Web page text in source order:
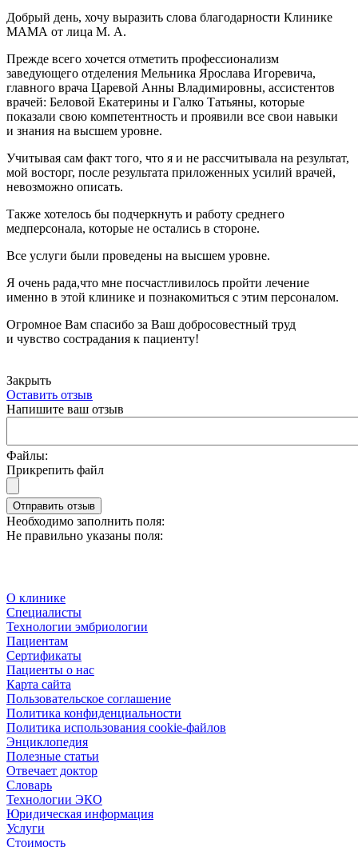
Добрый день, хочу выразить слова благодарности Клинике
МАМА от лица М. А.
Прежде всего хочется отметить профессионализм
заведующего отделения Мельника Ярослава Игоревича,
главного врача Царевой Анны Владимировны, ассистентов
врачей: Беловой Екатерины и Галко Татьяны, которые
показали свою компетентность и проявили все свои навыки
и знания на высшем уровне.
Учитывая сам факт того, что я и не рассчитывала на результат,
мой восторг, после результата приложенных усилий врачей,
невозможно описать.
Также хотелось бы подчеркнуть и работу среднего
медперсонала, которые не остались в стороне.
Все услуги были проведены на высшем уровне.
Я очень рада,что мне посчастливилось пройти лечение
именно в этой клинике и познакомиться с этим персоналом.
Огромное Вам спасибо за Ваш добросовестный труд
и чувство сострадания к пациенту!
Закрыть
Оставить отзыв
Напишите ваш отзыв
Файлы:
Прикрепить файл
Отправить отзыв
Необходимо заполнить поля:
Не правильно указаны поля:
О клинике
Специалисты
Технологии эмбриологии
Пациентам
Сертификаты
Пациенты о нас
Карта сайта
Пользовательское соглашение
Политика конфиденциальности
Политика использования cookie-файлов
Энциклопедия
Полезные статьи
Отвечает доктор
Словарь
Технологии ЭКО
Юридическая информация
Услуги
Стоимость